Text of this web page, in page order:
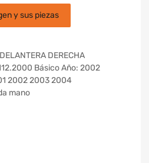
y sus piezas
DERECHA
Básico Año: 2002
2002 2003 2004
mano